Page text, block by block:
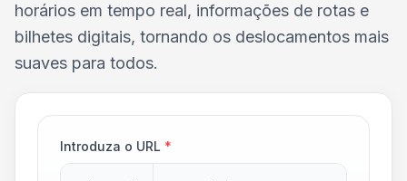
horários em tempo real, informações de rotas e
bilhetes digitais, tornando os deslocamentos mais
suaves para todos.
Introduza o URL *